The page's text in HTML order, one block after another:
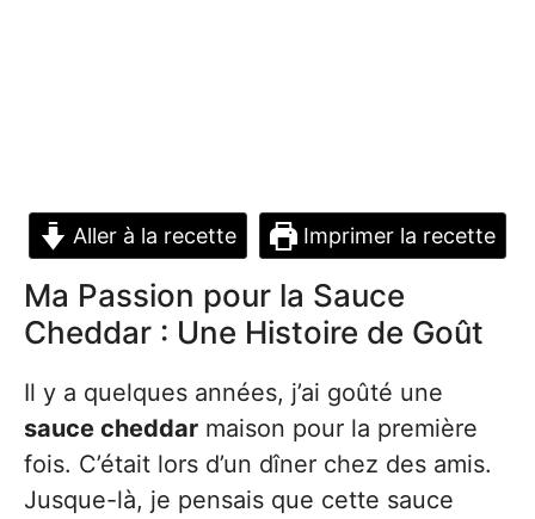
Aller à la recette Imprimer la recette
Ma Passion pour la Sauce
Cheddar : Une Histoire de Goût
Il y a quelques années, j’ai goûté une
sauce cheddar maison pour la première
fois. C’était lors d’un dîner chez des amis.
Jusque-là, je pensais que cette sauce